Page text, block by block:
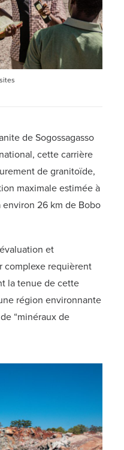
de Sogossagasso
cette carrière
de granitoïde,
maximale estimée à
26 km de Bobo
et
complexe requièrent
la tenue de cette
région environnante
“minéraux de